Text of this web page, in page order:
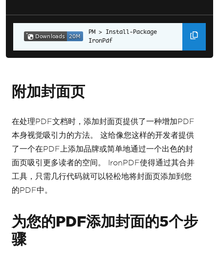
// Download from a URL & convert to PDF in
just one line!
var pdf =
renderer.RenderUrlAsPdf
"https://www.nuget
.org/packages/IronPdf/");
0).SaveAs("combined.pdf"
Install-Package
IronPdf
附加封面页
在处理PDF文档时，添加封面页提供了一种增加PDF
本身视觉吸引力的方法。 这给像您这样的开发者提供
了一个在PDF上添加品牌或简单地通过一个出色的封
面页吸引更多读者的空间。 IronPDF使得通过其合并
工具，只需几行代码就可以轻松地将封面页添加到您
的PDF中。
为您的PDF添加封面的5个步
骤